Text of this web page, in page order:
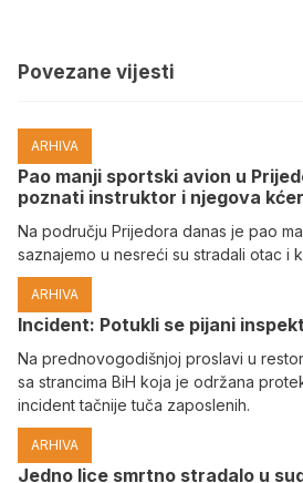
Povezane vijesti
ARHIVA
Pao manji sportski avion u
poznati instruktor i njegova
Na području Prijedora danas je pao
saznajemo u nesreći su stradali otac i
ARHIVA
Incident: Potukli se pijani
Na prednovogodišnjoj proslavi u
sa strancima BiH koja je održana
incident tačnije tuča zaposlenih.
ARHIVA
Јedno lice smrtno stradalo u